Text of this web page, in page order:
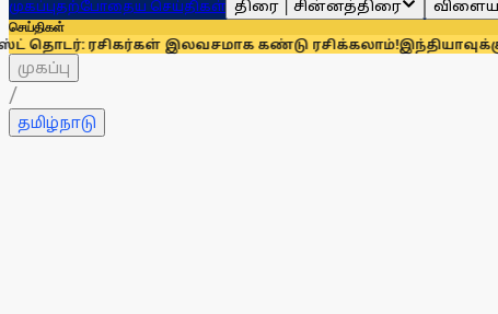
முகப்புதற்போதைய செய்திகள் திரை | சின்னத்திரை
செய்திகள்
இலவசமாக கண்டு ரசிக்கலாம்! இந்தியாவுக்கு 67%
முகப்பு
/
தமிழ்நாடு